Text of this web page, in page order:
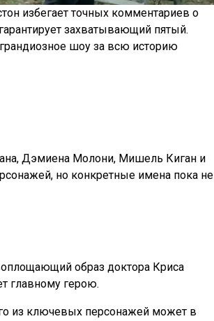
избегает точных комментариев о
захватывающий пятый.
шоу за всю историю
Дэмиена Молони, Мишель Киган и
но конкретные имена пока не
образ доктора Криса
главному герою.
из ключевых персонажей может в